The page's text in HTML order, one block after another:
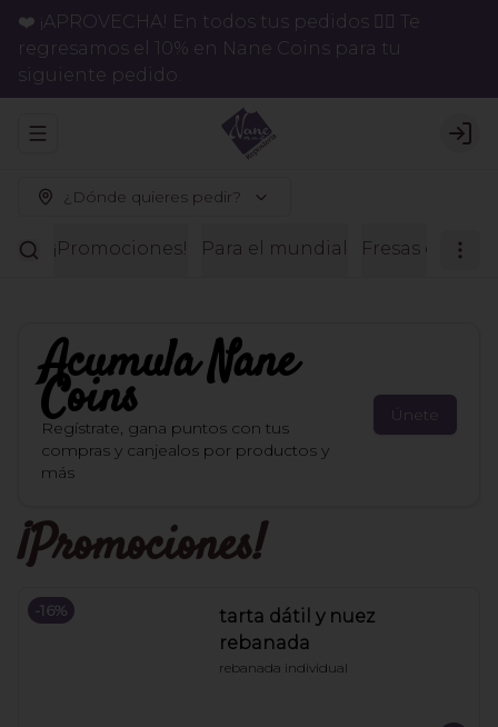
❤️ ¡APROVECHA! En todos tus pedidos 👉🏻 Te
regresamos el 10% en Nane Coins para tu
siguiente pedido.
Abrir menu de navegación
¿Dónde quieres pedir?
¡Promociones! Para el mundial Fresas con
AcumulaNane
Coins
Regístrate, gana puntos con tus
compras y canjealos por productos y
más
Únete
¡Promociones!
-16%
tarta dátil y nuez
rebanada
rebanada individual